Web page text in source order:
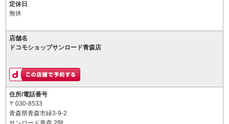
定休日
無休
店舗名
ドコモショップサンロード青森店
住所/電話番号
〒030-8533
青森県青森市緑3-9-2